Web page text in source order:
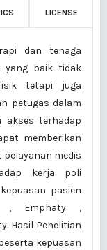
LICENSE
dan tenaga
yang baik tidak
tetapi juga
petugas dalam
akses terhadap
memberikan
medis
kerja poli
pasien
, Emphaty ,
Hasil Penelitian
kepuasan